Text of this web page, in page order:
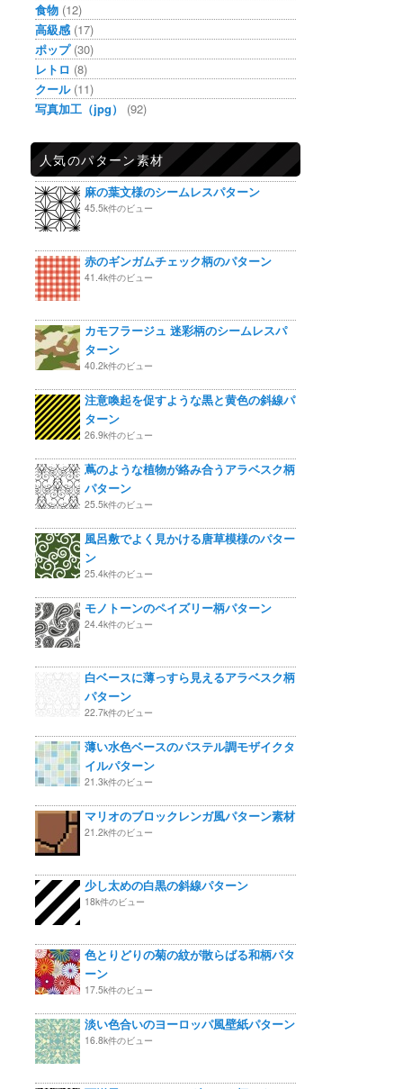
食物 (12)
高級感 (17)
ポップ(30)
レトロ (8)
クール(11)
写真加工（jpg）
(92)
人気のパターン素材
麻の葉文様のシームレスパターン
45.5k件のビュー
赤のギンガムチェック柄のパターン
41.4k件のビュー
カモフラージュ 迷彩柄のシームレスパ
ターン
40.2k件のビュー
注意喚起を促すような黒と黄色の斜線パ
ターン
26.9k件のビュー
蔦のような植物が絡み合うアラベスク柄
パターン
25.5k件のビュー
風呂敷でよく見かける唐草模様のパター
ン
25.4k件のビュー
モノトーンのペイズリー柄パターン
24.4k件のビュー
白ベースに薄っすら見えるアラベスク柄
パターン
22.7k件のビュー
薄い水色ベースのパステル調モザイクタ
イルパターン
21.3k件のビュー
マリオのブロックレンガ風パターン素材
21.2k件のビュー
少し太めの白黒の斜線パターン
18k件のビュー
色とりどりの菊の紋が散らばる和柄パタ
ーン
17.5k件のビュー
淡い色合いのヨーロッパ風壁紙パターン
16.8k件のビュー